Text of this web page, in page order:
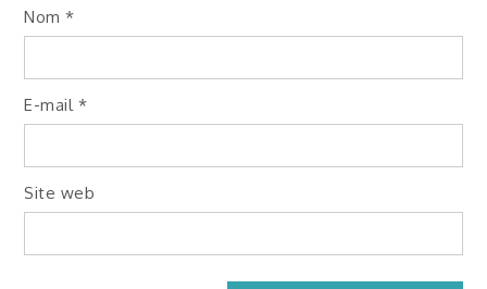
Nom*
E-mail *
Site web